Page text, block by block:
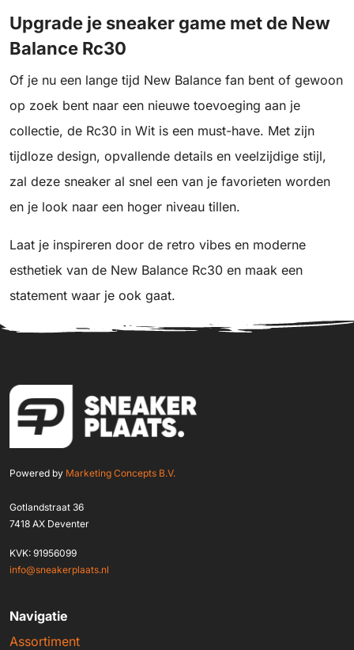
Upgrade je sneaker game met de New
Balance Rc30
Of je nu een lange tijd New Balance fan bent of gewoon
op zoek bent naar een nieuwe toevoeging aan je
collectie, de Rc30 in Wit is een must-have. Met zijn
tijdloze design, opvallende details en veelzijdige stijl,
zal deze sneaker al snel een van je favorieten worden
en je look naar een hoger niveau tillen.
Laat je inspireren door de retro vibes en moderne
esthetiek van de New Balance Rc30 en maak een
statement waar je ook gaat.
Powered by Marketing Concepts B.V.
Gotlandstraat 36
7418 AX Deventer
KVK: 91956099
info@sneakerplaats.nl
Navigatie
Assortiment